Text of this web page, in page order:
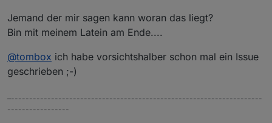
Jemand der mir sagen kann woran das liegt?
Bin mit meinem Latein am Ende....
@tombox ich habe vorsichtshalber schon mal ein Issue
geschrieben ;-)
–---------------------------------------------------------------------
-----------------